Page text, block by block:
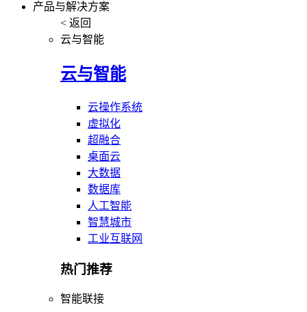
产品与解决方案
< 返回
云与智能
云与智能
云操作系统
虚拟化
超融合
桌面云
大数据
数据库
人工智能
智慧城市
工业互联网
热门推荐
智能联接